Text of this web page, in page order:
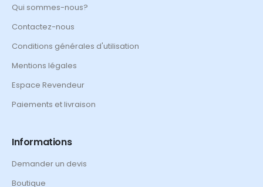
Qui sommes-nous?
Contactez-nous
Conditions générales d'utilisation
Mentions légales
Espace Revendeur
Paiements et livraison
Informations
Demander un devis
Boutique